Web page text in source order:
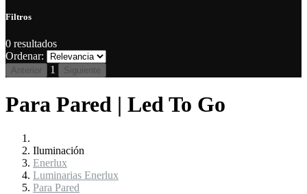
Filtros
0 resultados
Ordenar:
Anterior 1 Siguiente
Para Pared | Led To Go
Iluminación
Enerlux
Luminarias Enerlux
Para Pared